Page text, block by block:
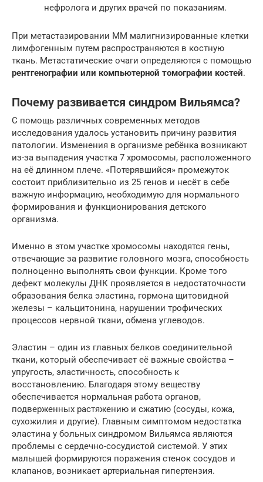
нефролога и других врачей по показаниям.
При метастазировании ММ малигнизированные клетки
лимфогенным путем распространяются в костную
ткань. Метастатические очаги определяются с помощью
рентгенографии или компьютерной томографии костей.
Почему развивается синдром Вильямса?
С помощь различных современных методов
исследования удалось установить причину развития
патологии. Изменения в организме ребёнка возникают
из-за выпадения участка 7 хромосомы, расположенного
на её длинном плече. «Потерявшийся» промежуток
состоит приблизительно из 25 генов и несёт в себе
важную информацию, необходимую для нормального
формирования и функционирования детского
организма.
Именно в этом участке хромосомы находятся гены,
отвечающие за развитие головного мозга, способность
полноценно выполнять свои функции. Кроме того
дефект молекулы ДНК проявляется в недостаточности
образования белка эластина, гормона щитовидной
железы – кальцитонина, нарушении трофических
процессов нервной ткани, обмена углеводов.
Эластин – один из главных белков соединительной
ткани, который обеспечивает её важные свойства –
упругость, эластичность, способность к
восстановлению. Благодаря этому веществу
обеспечивается нормальная работа органов,
подверженных растяжению и сжатию (сосуды, кожа,
сухожилия и другие). Главным симптомом недостатка
эластина у больных синдромом Вильямса являются
проблемы с сердечно-сосудистой системой. У этих
малышей формируются поражения стенок сосудов и
клапанов, возникает артериальная гипертензия.